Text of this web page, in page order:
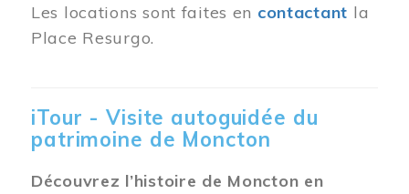
Les locations sont faites en contactant la
Place Resurgo.
iTour - Visite autoguidée du
patrimoine de Moncton
Découvrez l’histoire de Moncton en